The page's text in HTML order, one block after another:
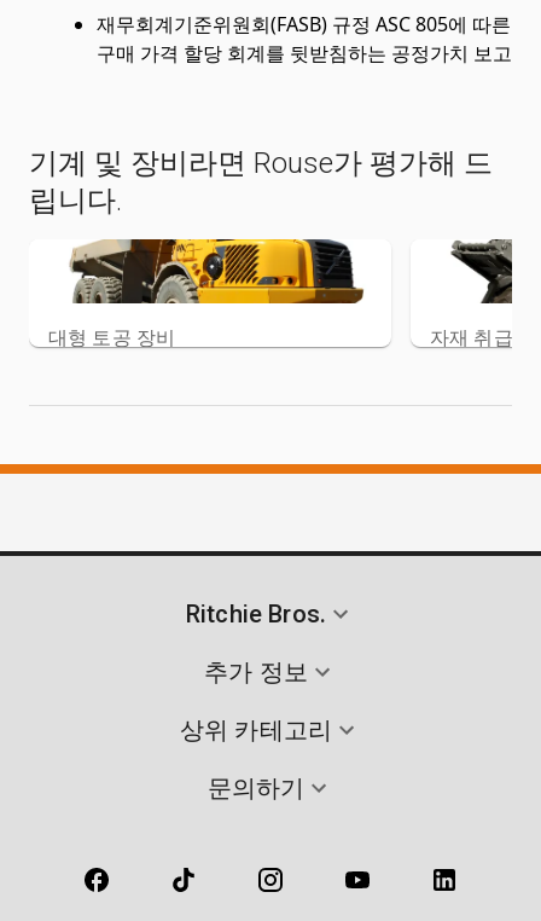
재무회계기준위원회(FASB) 규정 ASC 805에 따른
구매 가격 할당 회계를 뒷받침하는 공정가치 보고
기계 및 장비라면 Rouse가 평가해 드
립니다.
대형 토공 장비 자재 취급
Ritchie Bros.
추가 정보
상위 카테고리
문의하기